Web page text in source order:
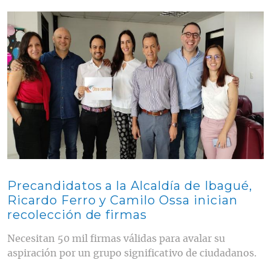
Contenido multimedia principal
Precandidatos a la Alcaldía de Ibagué,
Ricardo Ferro y Camilo Ossa inician
recolección de firmas
Necesitan 50 mil firmas válidas para avalar su
aspiración por un grupo significativo de ciudadanos.